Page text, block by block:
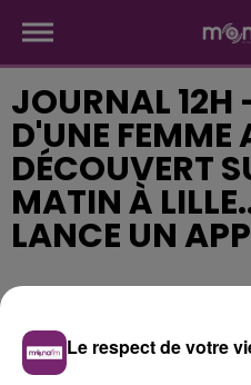
JOURNAL 12H
D'UNE FEMME
DÉCOUVERT
MATIN À
LANCE UN
Publié : 19 septembre 2018
Le respect de votre